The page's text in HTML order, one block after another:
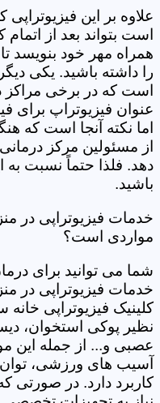
علاوه بر این
است بتواند بعد از
همراه مهر خود بنویسد
را داشته باشید. یکی
است که در برخی مراکز
عنوان فیزیوتراپ برای
اما نکته آنجا است که
از مسئولین مرکز
دهد. فلذا حتماً نسبت به
باشید.
خدمات فیزیوتراپی در
مواردی است؟
شما می توانید برای
خدمات فیزیوتراپی در
کلینیک فیزیوتراپی
نظیر پوکی استخوان،
عصبی و... از جمله این
آسیب های ورزشی،
کاربرد دارد. در صورتی